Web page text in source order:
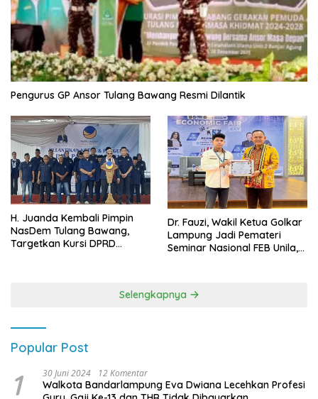
Pengurus GP Ansor Tulang Bawang Resmi Dilantik
H. Juanda Kembali Pimpin
NasDem Tulang Bawang,
Targetkan Kursi DPRD
Dr. Fauzi, Wakil Ketua Golkar
Lampung Jadi Pemateri
Seminar Nasional FEB Unila,
Selengkapnya
Popular Post
1 30 Juni 2024 12 Komentar
Walkota Bandarlampung Eva Dwiana Lecehkan Profesi